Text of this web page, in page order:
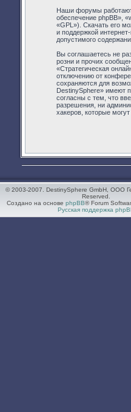
Наши форумы работают
обеспечение phpBB»,
«GPL»). Скачать его
и поддержкой
допустимого
Вы соглашаетесь не
розни и прочих
«Стратегическая
отключению от
сохраняются для
DestinySphere» имеют
согласны с тем, что
разрешения, ни
хакеров, которые
© 2003-2007. DestinySphere GmbH, ООО
Reserved.
Создано на основе phpBB® Forum
Русская поддержка